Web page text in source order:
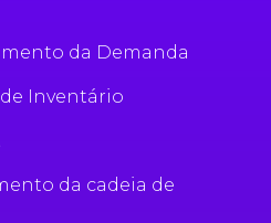
da Demanda
Inventário
da cadeia de